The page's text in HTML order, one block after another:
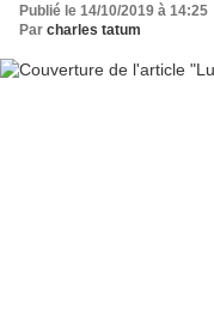
Publié le 14/10/2019 à 14:25
Par charles tatum